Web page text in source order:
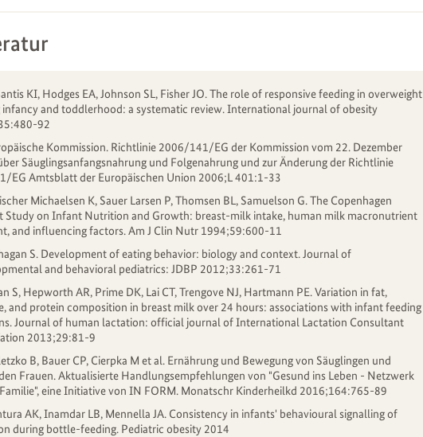
KI, Hodges EA, Johnson SL, Fisher JO. The role of responsive feeding in overweight
and toddlerhood: a systematic review. International journal of obesity
92
Kommission. Richtlinie 2006/141/EG der Kommission vom 22. Dezember
Säuglingsanfangsnahrung und Folgenahrung und zur Änderung der Richtlinie
EG Amtsblatt der Europäischen Union 2006;L 401:1-33
Michaelsen K, Sauer Larsen P, Thomsen BL, Samuelson G. The Copenhagen
Study on Infant Nutrition and Growth: breast-milk intake, human milk macronutrient
and influencing factors. Am J Clin Nutr 1994;59:600-11
S. Development of eating behavior: biology and context. Journal of
and behavioral pediatrics: JDBP 2012;33:261-71
S, Hepworth AR, Prime DK, Lai CT, Trengove NJ, Hartmann PE. Variation in fat,
and protein composition in breast milk over 24 hours: associations with infant feeding
Journal of human lactation: official journal of International Lactation Consultant
2013;29:81-9
B, Bauer CP, Cierpka M et al. Ernährung und Bewegung von Säuglingen und
Frauen. Aktualisierte Handlungsempfehlungen von "Gesund ins Leben - Netzwerk
eine Initiative von IN FORM. Monatschr Kinderheilkd 2016;164:765-89
AK, Inamdar LB, Mennella JA. Consistency in infants' behavioural signalling of
during bottle-feeding. Pediatric obesity 2014